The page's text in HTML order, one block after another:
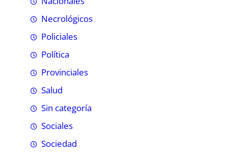
Necrológicos
Policiales
Política
Provinciales
Salud
Sin categoría
Sociales
Sociedad